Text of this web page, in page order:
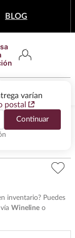
BLOG
varían
postal
Continuar
$1765
inventario? Puedes
Wineline o